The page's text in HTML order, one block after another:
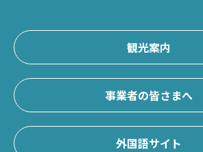
観光案内
事業者の皆さまへ
外国語サイト